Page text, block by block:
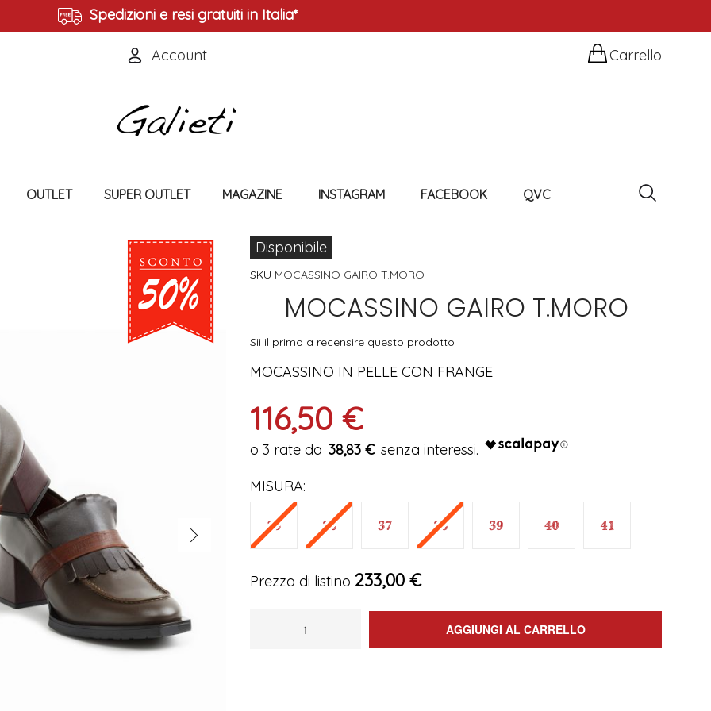
Spedizioni e resi gratuiti in Italia*
Account
Crea un Account
Carrello
OUTLET SUPER OUTLET MAGAZINE INSTAGRAM FACEBOOK QVC
Disponibile
SKU MOCASSINO GAIRO T.MORO
MOCASSINO GAIRO T.MORO
Sii il primo a recensire questo prodotto
MOCASSINO IN PELLE CON FRANGE
116,50 €
38,83 €
MISURA
Prezzo di listino 233,00 €
AGGIUNGI AL CARRELLO